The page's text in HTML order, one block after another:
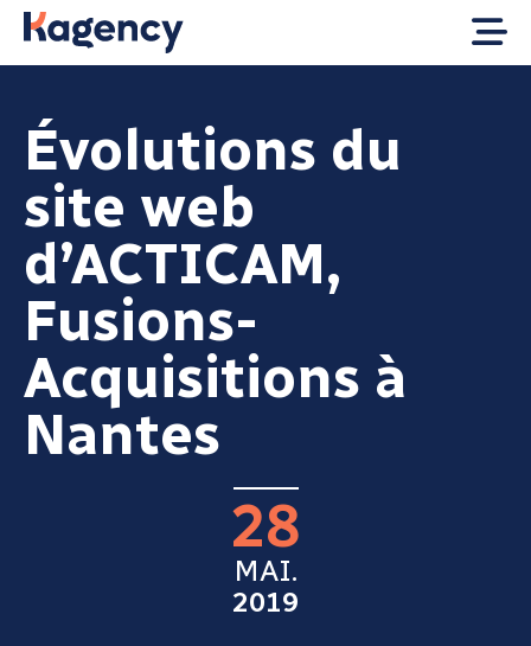
Évolutions du
site web
d’ACTICAM,
Fusions-
Acquisitions à
Nantes
28
MAI.
2019